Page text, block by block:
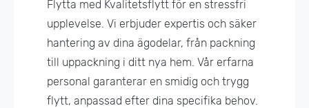
Flytta med Kvalitetsflytt för en stressfri
upplevelse. Vi erbjuder expertis och säker
hantering av dina ägodelar, från packning
till uppackning i ditt nya hem. Vår erfarna
personal garanterar en smidig och trygg
flytt, anpassad efter dina specifika behov.